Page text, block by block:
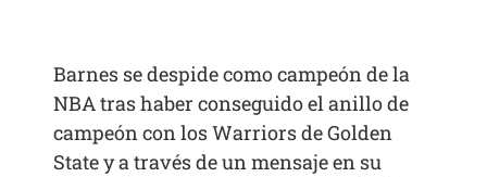
Barnes se despide como campeón de la
NBA tras haber conseguido el anillo de
campeón con los Warriors de Golden
State y a través de un mensaje en su